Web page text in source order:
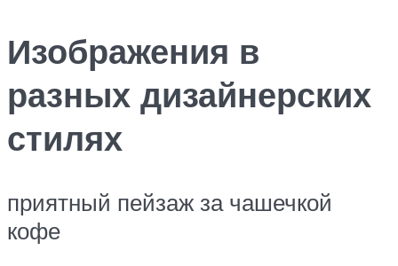
Изображения в
разных дизайнерских
стилях
приятный пейзаж за чашечкой
кофе